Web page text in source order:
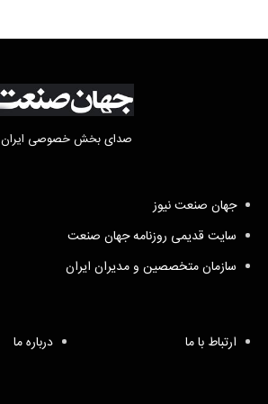
صدای بخش خصوصی ایران
جهان صنعت نیوز
سایت قدیمی روزنامه جهان صنعت
سازمان متخصصین و مدیران ایران
ارتباط با ما درباره ما